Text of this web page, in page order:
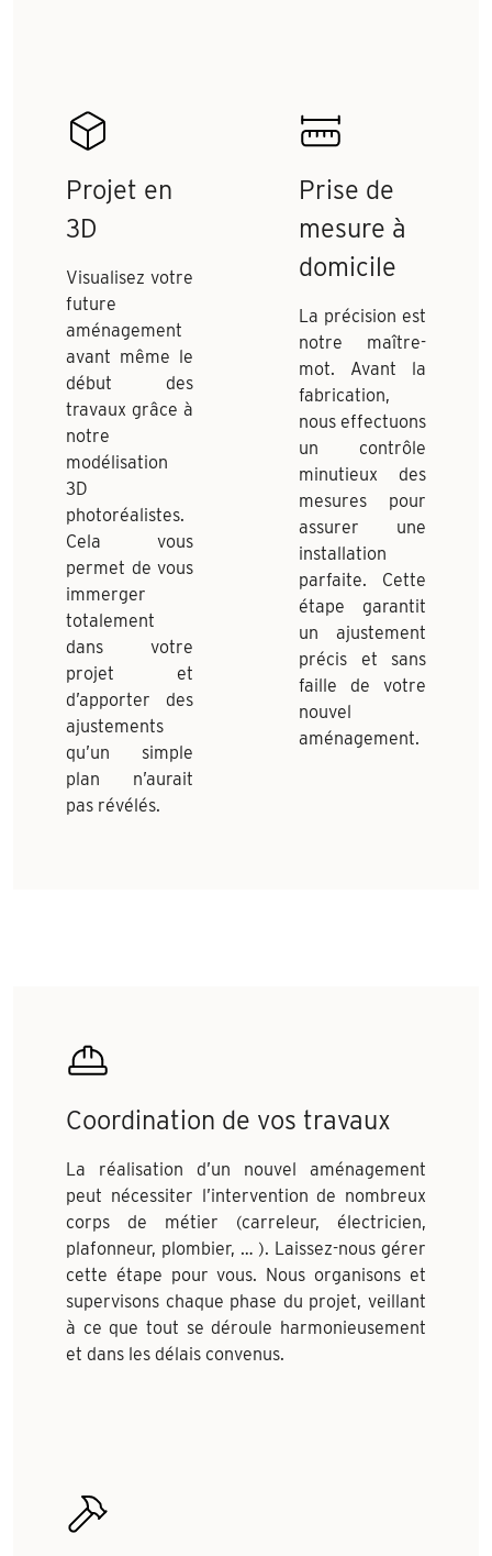
Projet en
3D
Visualisez votre
future
aménagement
avant même le
début des
travaux grâce à
notre
modélisation
3D
photoréalistes.
Cela vous
permet de vous
immerger
totalement
dans votre
projet et
d’apporter des
ajustements
qu’un simple
plan n’aurait
pas révélés.
Prise de
mesure à
domicile
La précision est
notre maître-
mot. Avant la
fabrication,
nous effectuons
un contrôle
minutieux des
mesures pour
assurer une
installation
parfaite. Cette
étape garantit
un ajustement
précis et sans
faille de votre
nouvel
aménagement.
Coordination de vos travaux
La réalisation d’un nouvel aménagement
peut nécessiter l’intervention de nombreux
corps de métier (carreleur, électricien,
plafonneur, plombier, … ). Laissez-nous gérer
cette étape pour vous. Nous organisons et
supervisons chaque phase du projet, veillant
à ce que tout se déroule harmonieusement
et dans les délais convenus.